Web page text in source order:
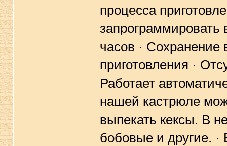
процесса
запрограммировать
часов · Сохранение
приготовления ·
Работает
нашей кастрюле
выпекать кексы. В
бобовые и другие. ·